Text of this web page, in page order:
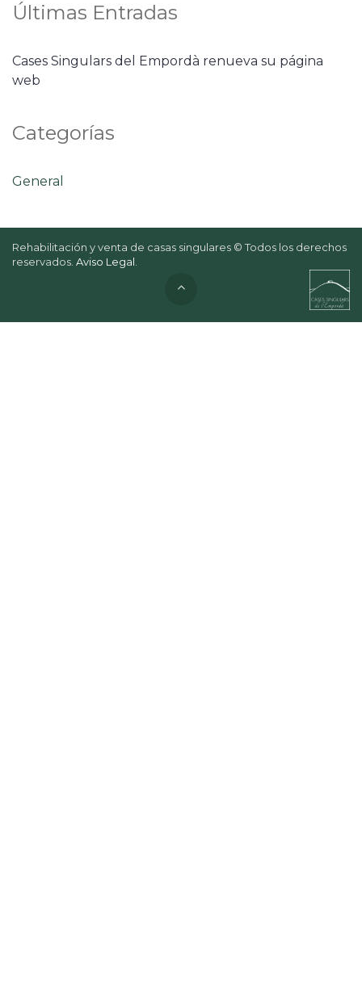
Últimas Entradas
Cases Singulars del Empordà renueva su página
web
Categorías
General
Rehabilitación y venta de casas singulares © Todos los derechos
reservados. Aviso Legal